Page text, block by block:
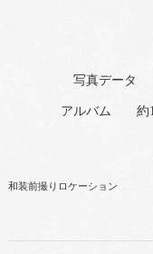
写真データ
アルバム 約1
和装前撮りロケーション